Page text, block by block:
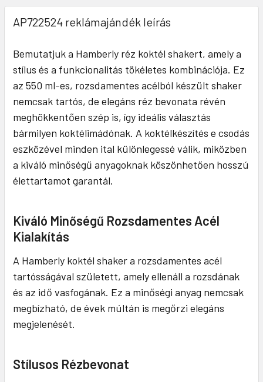
AP722524 reklámajándék leírás
Bemutatjuk a Hamberly réz koktél shakert, amely a
stílus és a funkcionalitás tökéletes kombinációja. Ez
az 550 ml-es, rozsdamentes acélból készült shaker
nemcsak tartós, de elegáns réz bevonata révén
meghökkentően szép is, így ideális választás
bármilyen koktélimádónak. A koktélkészítés e csodás
eszközével minden ital különlegessé válik, miközben
a kiváló minőségű anyagoknak köszönhetően hosszú
élettartamot garantál.
Kiváló Minőségű Rozsdamentes Acél
Kialakítás
A Hamberly koktél shaker a rozsdamentes acél
tartósságával született, amely ellenáll a rozsdának
és az idő vasfogának. Ez a minőségi anyag nemcsak
megbízható, de évek múltán is megőrzi elegáns
megjelenését.
Stílusos Rézbevonat